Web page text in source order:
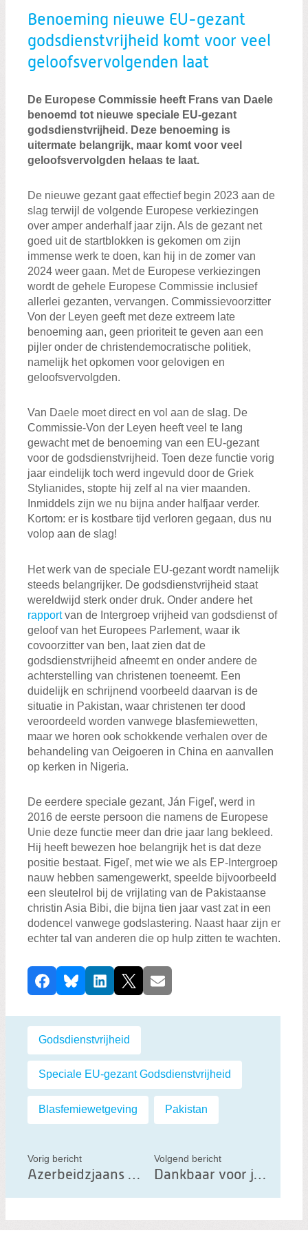
Benoeming nieuwe EU-gezant
godsdienstvrijheid komt voor veel
geloofsvervolgenden laat
De Europese Commissie heeft Frans van Daele
benoemd tot nieuwe speciale EU-gezant
godsdienstvrijheid. Deze benoeming is
uitermate belangrijk, maar komt voor veel
geloofsvervolgden helaas te laat.
De nieuwe gezant gaat effectief begin 2023 aan de
slag terwijl de volgende Europese verkiezingen
over amper anderhalf jaar zijn. Als de gezant net
goed uit de startblokken is gekomen om zijn
immense werk te doen, kan hij in de zomer van
2024 weer gaan. Met de Europese verkiezingen
wordt de gehele Europese Commissie inclusief
allerlei gezanten, vervangen. Commissievoorzitter
Von der Leyen geeft met deze extreem late
benoeming aan, geen prioriteit te geven aan een
pijler onder de christendemocratische politiek,
namelijk het opkomen voor gelovigen en
geloofsvervolgden.
Van Daele moet direct en vol aan de slag. De
Commissie-Von der Leyen heeft veel te lang
gewacht met de benoeming van een EU-gezant
voor de godsdienstvrijheid. Toen deze functie vorig
jaar eindelijk toch werd ingevuld door de Griek
Stylianides, stopte hij zelf al na vier maanden.
Inmiddels zijn we nu bijna ander halfjaar verder.
Kortom: er is kostbare tijd verloren gegaan, dus nu
volop aan de slag!
Het werk van de speciale EU-gezant wordt namelijk
steeds belangrijker. De godsdienstvrijheid staat
wereldwijd sterk onder druk. Onder andere het
rapportvan de Intergroep vrijheid van godsdienst of
geloof van het Europees Parlement, waar ik
covoorzitter van ben, laat zien dat de
godsdienstvrijheid afneemt en onder andere de
achterstelling van christenen toeneemt. Een
duidelijk en schrijnend voorbeeld daarvan is de
situatie in Pakistan, waar christenen ter dood
veroordeeld worden vanwege blasfemiewetten,
maar we horen ook schokkende verhalen over de
behandeling van Oeigoeren in China en aanvallen
op kerken in Nigeria.
De eerdere speciale gezant, Ján Figeľ, werd in
2016 de eerste persoon die namens de Europese
Unie deze functie meer dan drie jaar lang bekleed.
Hij heeft bewezen hoe belangrijk het is dat deze
positie bestaat. Figeľ, met wie we als EP-Intergroep
nauw hebben samengewerkt, speelde bijvoorbeeld
een sleutelrol bij de vrijlating van de Pakistaanse
christin Asia Bibi, die bijna tien jaar vast zat in een
dodencel vanwege godslastering. Naast haar zijn er
echter tal van anderen die op hulp zitten te wachten.
D
e
e
l
t
e
i
c
h
FacebookBlueskyLinkedIn
X E-mail
Labels:
Godsdienstvrijheid
Speciale EU-gezant Godsdienstvrijheid
Blasfemiewetgeving Pakistan
Vorig bericht
Azerbeidzjaans import van Russisch gas ondermijnt Europese boycot
Volgend bericht
Dankbaar voor jubilieumeditie Europees Gebedsontbijt